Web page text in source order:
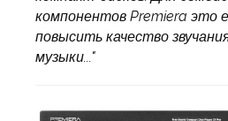
компонентов Premiera это
повысить качество
музыки..."